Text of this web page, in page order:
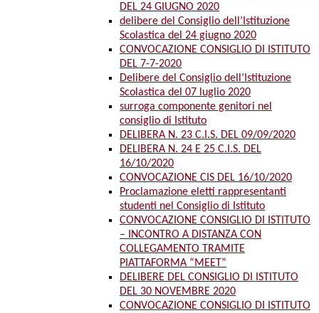
DEL 24 GIUGNO 2020
delibere del Consiglio dell’Istituzione
Scolastica del 24 giugno 2020
CONVOCAZIONE CONSIGLIO DI ISTITUTO
DEL 7-7-2020
Delibere del Consiglio dell’Istituzione
Scolastica del 07 luglio 2020
surroga componente genitori nel
consiglio di Istituto
DELIBERA N. 23 C.I.S. DEL 09/09/2020
DELIBERA N. 24 E 25 C.I.S. DEL
16/10/2020
CONVOCAZIONE CIS DEL 16/10/2020
Proclamazione eletti rappresentanti
studenti nel Consiglio di Istituto
CONVOCAZIONE CONSIGLIO DI ISTITUTO
– INCONTRO A DISTANZA CON
COLLEGAMENTO TRAMITE
PIATTAFORMA “MEET”
DELIBERE DEL CONSIGLIO DI ISTITUTO
DEL 30 NOVEMBRE 2020
CONVOCAZIONE CONSIGLIO DI ISTITUTO